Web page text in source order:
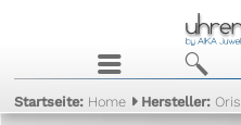
j b
Startseite: Home Hersteller:Oris